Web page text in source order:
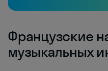
Французские
музыкальных